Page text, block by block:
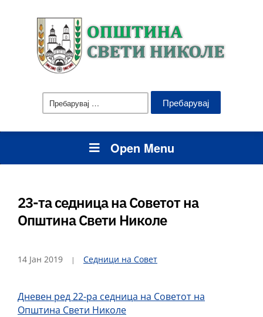
Пребарувај
за:
Open Menu
23-та седница на Советот на
Општина Свети Николе
14 Јан 2019 Седници на Совет
Дневен ред 22-ра седница на Советот на
Општина Свети Николе